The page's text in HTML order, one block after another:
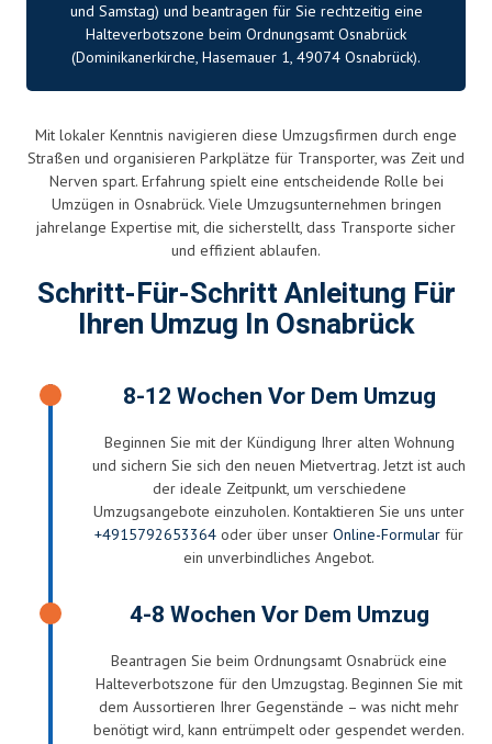
und Samstag) und beantragen für Sie rechtzeitig eine
Halteverbotszone beim Ordnungsamt Osnabrück
(Dominikanerkirche, Hasemauer 1, 49074 Osnabrück).
Mit lokaler Kenntnis navigieren diese Umzugsfirmen durch enge
Straßen und organisieren Parkplätze für Transporter, was Zeit und
Nerven spart. Erfahrung spielt eine entscheidende Rolle bei
Umzügen in Osnabrück. Viele Umzugsunternehmen bringen
jahrelange Expertise mit, die sicherstellt, dass Transporte sicher
und effizient ablaufen.
Schritt-Für-Schritt Anleitung Für
Ihren Umzug In Osnabrück
8-12 Wochen Vor Dem Umzug
Beginnen Sie mit der Kündigung Ihrer alten Wohnung
und sichern Sie sich den neuen Mietvertrag. Jetzt ist auch
der ideale Zeitpunkt, um verschiedene
Umzugsangebote einzuholen. Kontaktieren Sie uns unter
+4915792653364 oder über unser Online-Formular für
ein unverbindliches Angebot.
4-8 Wochen Vor Dem Umzug
Beantragen Sie beim Ordnungsamt Osnabrück eine
Halteverbotszone für den Umzugstag. Beginnen Sie mit
dem Aussortieren Ihrer Gegenstände – was nicht mehr
benötigt wird, kann entrümpelt oder gespendet werden.